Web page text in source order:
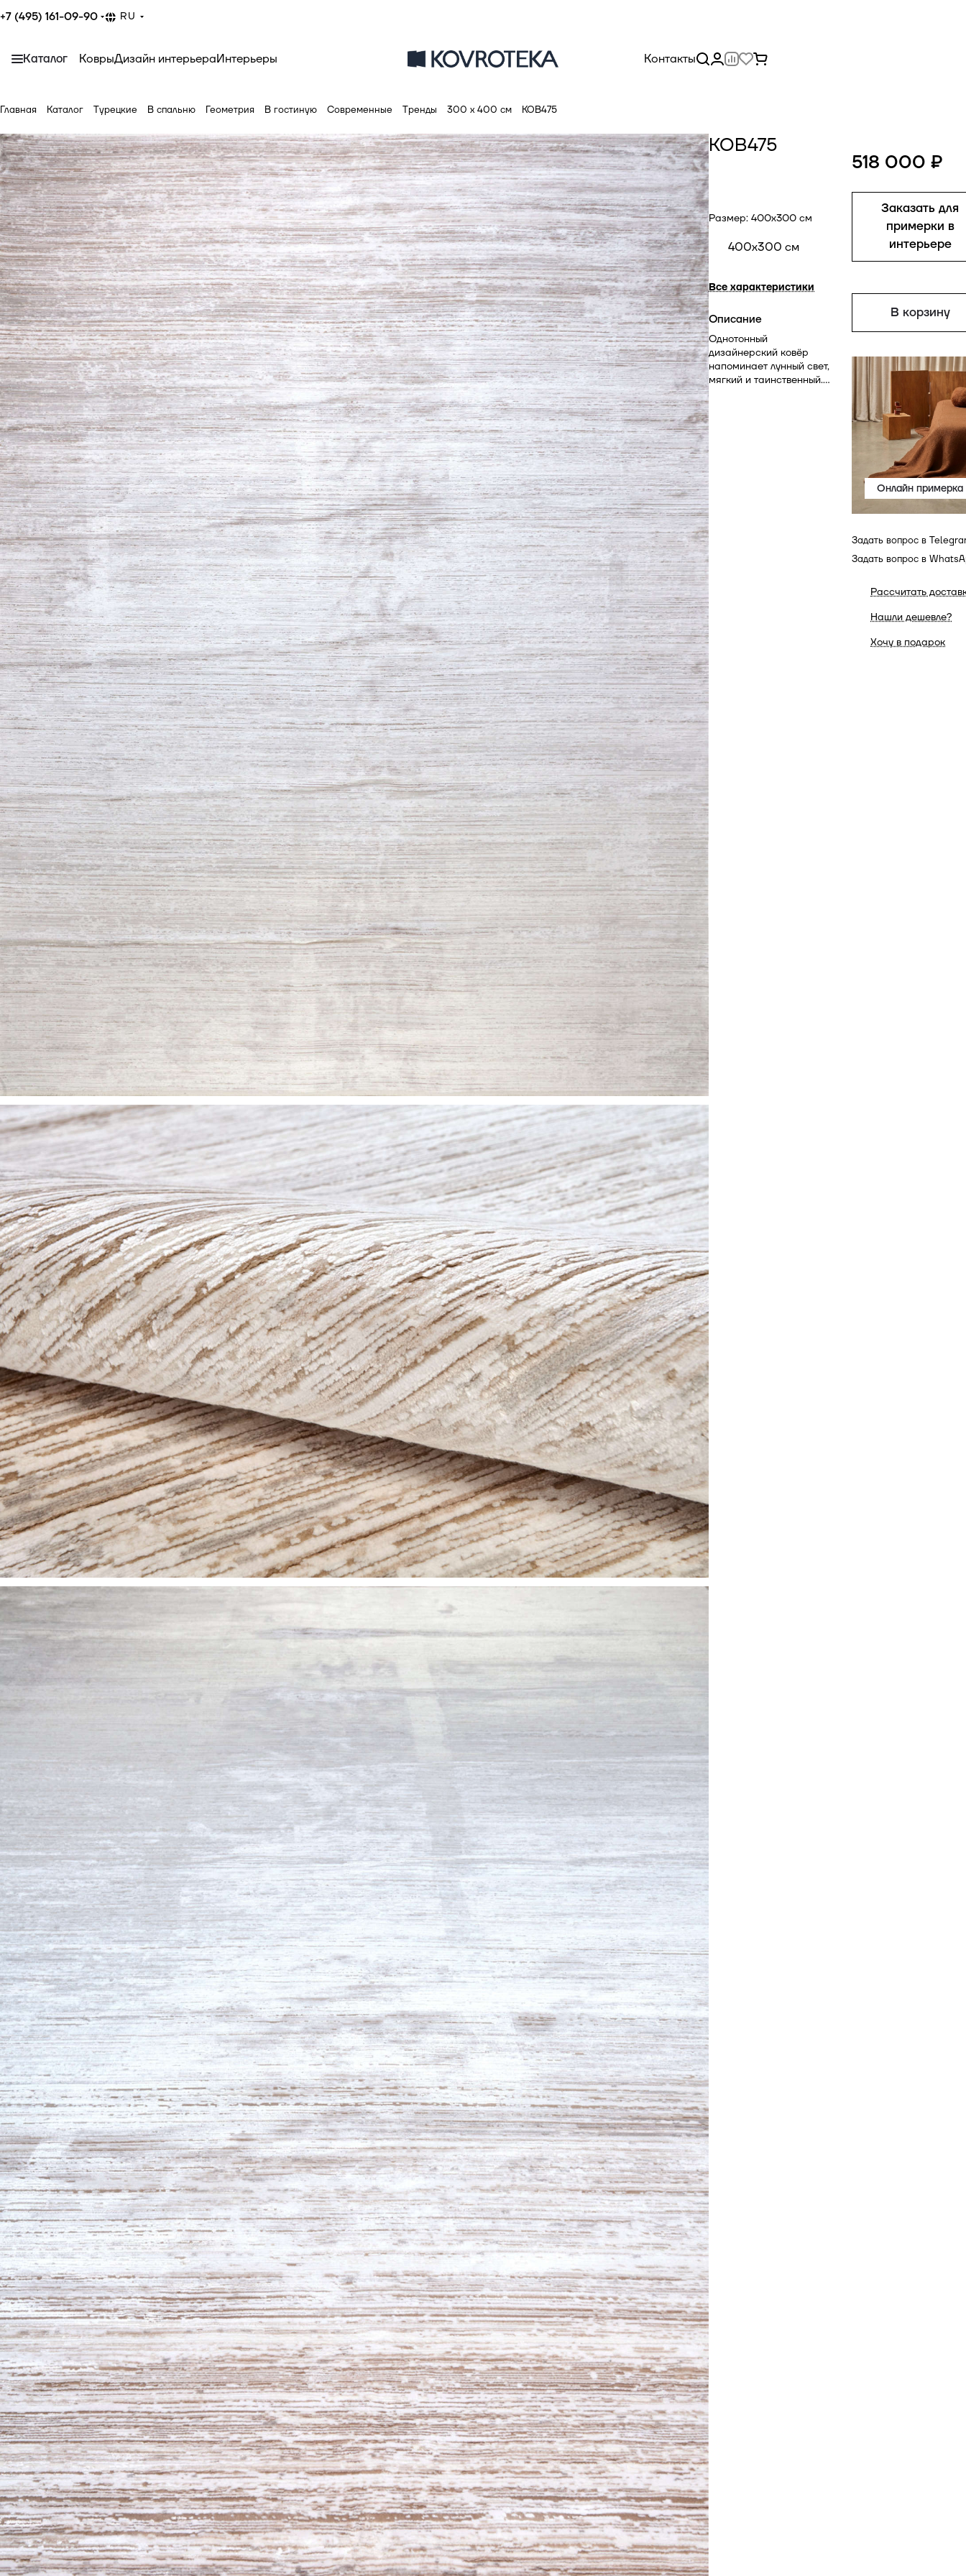
+7 (495) 161-09-90 RU
Каталог КоврыДизайн интерьераИнтерьеры Контакты
Главная Каталог Турецкие В спальню Геометрия В гостиную Современные Тренды 300 х 400 см КОВ475
КОВ475
Размер: 400x300 см
400x300 см
Все характеристики
Описание
Однотонный
дизайнерский ковёр
напоминает лунный свет,
мягкий и таинственный.
518 000 ₽
Заказать для
примерки в
интерьере
В корзину
Онлайн примерка
Задать вопрос в
Задать вопрос в
Рассчитать
Нашли дешевле?
Хочу в подарок